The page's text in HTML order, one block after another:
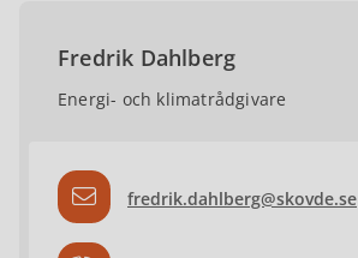
Fredrik Dahlberg
Energi- och klimatrådgivare
fredrik.dahlberg@skovde.se